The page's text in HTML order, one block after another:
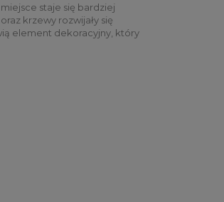
staje się bardziej
krzewy rozwijały się
element dekoracyjny, który